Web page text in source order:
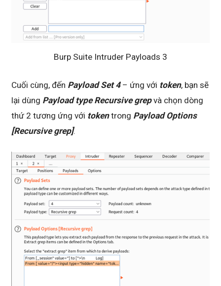
Burp Suite Intruder Payloads 3
Cuối cùng, đến Payload Set 4– ứng với token, bạn sẽ
lại dùng Payload type Recursive grepvà chọn dòng
thứ 2 tương ứng với tokentrong Payload Options
[Recursive grep].